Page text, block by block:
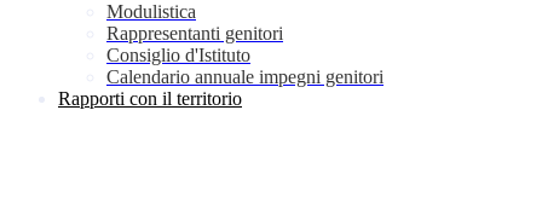
Modulistica
Rappresentanti genitori
Consiglio d'Istituto
Calendario annuale impegni genitori
Rapporti con il territorio